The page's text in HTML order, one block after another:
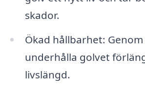
skador.
Ökad hållbarhet:
underhålla golvet
livslängd.